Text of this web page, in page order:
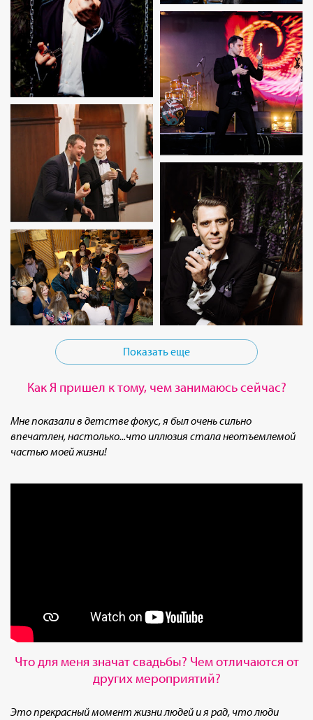
Показать еще
Как Я пришел к тому, чем занимаюсь сейчас?
Мне показали в детстве фокус, я был очень сильно
впечатлен, настолько...что иллюзия стала неотъемлемой
частью моей жизни!
Что для меня значат свадьбы? Чем отличаются от
других мероприятий?
Это прекрасный момент жизни людей и я рад, что люди